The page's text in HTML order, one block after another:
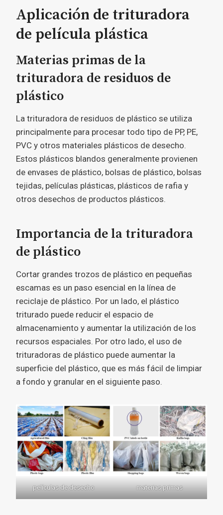
Aplicación de trituradora
de película plástica
Materias primas de la
trituradora de residuos de
plástico
La trituradora de residuos de plástico se utiliza
principalmente para procesar todo tipo de PP, PE,
PVC y otros materiales plásticos de desecho.
Estos plásticos blandos generalmente provienen
de envases de plástico, bolsas de plástico, bolsas
tejidas, películas plásticas, plásticos de rafia y
otros desechos de productos plásticos.
Importancia de la trituradora
de plástico
Cortar grandes trozos de plástico en pequeñas
escamas es un paso esencial en la línea de
reciclaje de plástico. Por un lado, el plástico
triturado puede reducir el espacio de
almacenamiento y aumentar la utilización de los
recursos espaciales. Por otro lado, el uso de
trituradoras de plástico puede aumentar la
superficie del plástico, que es más fácil de limpiar
a fondo y granular en el siguiente paso.
películas de desecho materias primas